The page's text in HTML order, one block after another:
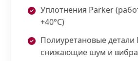
Уплотнения Parker
+40°С)
Полиуретановые детали
снижающие шум и